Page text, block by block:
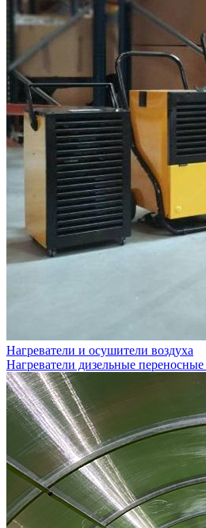
Нагреватели и осушители воздуха
Нагреватели дизельные